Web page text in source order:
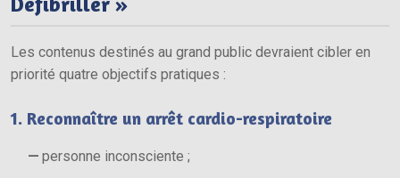
Les contenus destinés au grand public devraient cibler en
priorité quatre objectifs pratiques :
1. Reconnaître un arrêt cardio-respiratoire
personne inconsciente ;